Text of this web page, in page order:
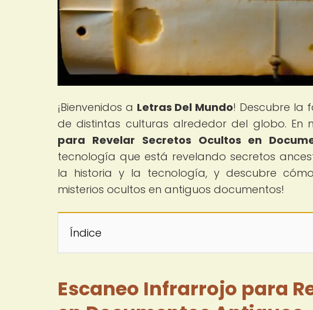
¡Bienvenidos a Letras Del Mundo! Descubre la
de distintas culturas alrededor del globo. En
para Revelar Secretos Ocultos en
tecnología que está revelando secretos
la historia y la tecnología, y descubre
misterios ocultos en antiguos documentos!
Índice
Escaneo Infrarrojo para